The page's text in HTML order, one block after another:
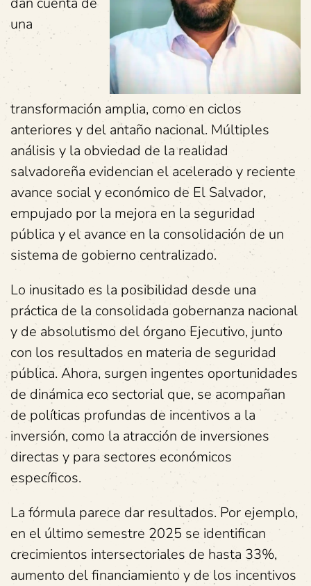
una
transformación amplia, como en ciclos
anteriores y del antaño nacional. Múltiples
análisis y la obviedad de la realidad
salvadoreña evidencian el acelerado y reciente
avance social y económico de El Salvador,
empujado por la mejora en la seguridad
pública y el avance en la consolidación de un
sistema de gobierno centralizado.
Lo inusitado es la posibilidad desde una
práctica de la consolidada gobernanza nacional
y de absolutismo del órgano Ejecutivo, junto
con los resultados en materia de seguridad
pública. Ahora, surgen ingentes oportunidades
de dinámica eco sectorial que, se acompañan
de políticas profundas de incentivos a la
inversión, como la atracción de inversiones
directas y para sectores económicos
específicos.
La fórmula parece dar resultados. Por ejemplo,
en el último semestre 2025 se identifican
crecimientos intersectoriales de hasta 33%,
aumento del financiamiento y de los incentivos